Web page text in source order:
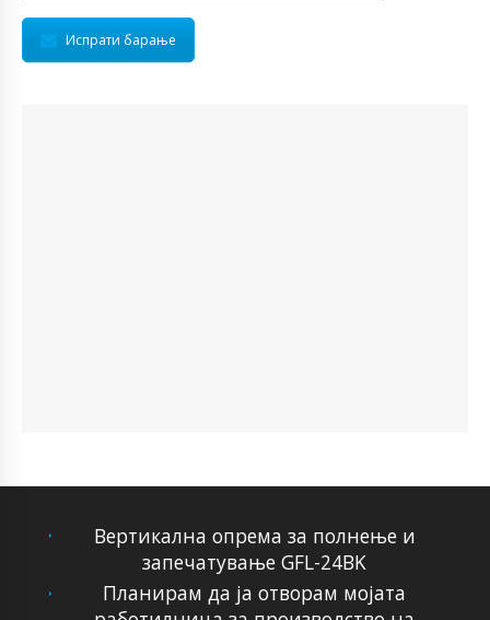
Испрати барање
Вертикална опрема за полнење и
запечатување GFL-24BK
Планирам да ја отворам мојата